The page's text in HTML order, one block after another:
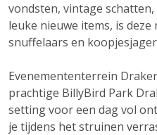
vondsten, vintage
leuke nieuwe items, is
snuffelaars en
Evenemententerrein
prachtige BillyBird Park
setting voor een dag vol
je tijdens het struinen